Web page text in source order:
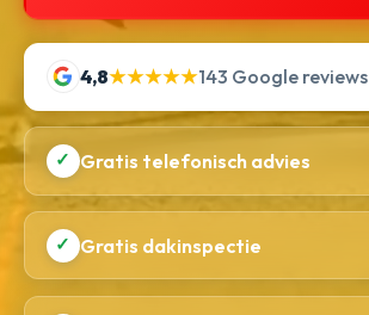
4,8★★★★★143 Google reviews
✓ Gratis telefonisch advies
✓ Gratis dakinspectie